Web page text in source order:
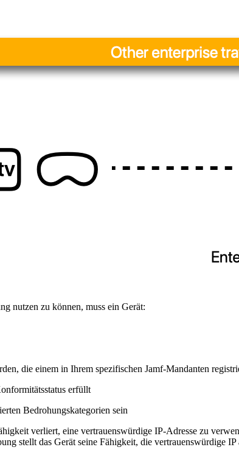
nutzen zu können, muss ein Gerät:
die einem in Ihrem spezifischen Jamf-Mandanten
erfüllt
Bedrohungskategorien sein
verliert, eine vertrauenswürdige IP-Adresse zu
stellt das Gerät seine Fähigkeit, die vertrauenswürdige